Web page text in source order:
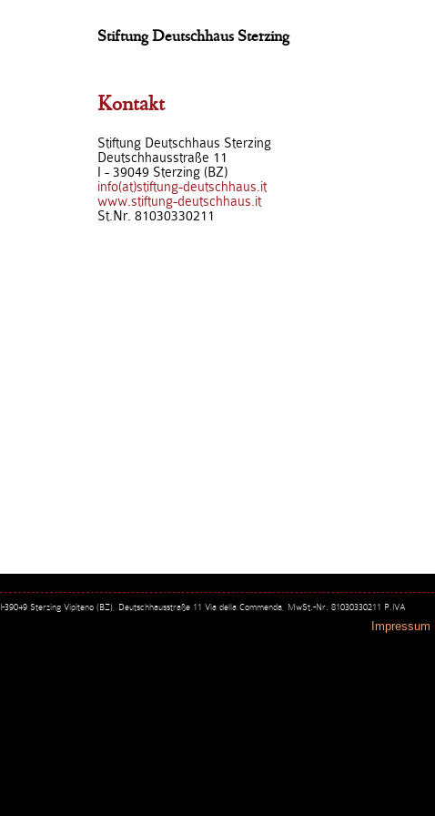
Stiftung Deutschhaus Sterzing
Kontakt
Stiftung Deutschhaus Sterzing
Deutschhausstraße 11
I - 39049 Sterzing (BZ)
info(at)stiftung-deutschhaus.it
www.stiftung-deutschhaus.it
St.Nr. 81030330211
I-39049 Sterzing Vipiteno (BZ), Deutschhausstraße 11 Via della Commenda, MwSt.-Nr. 81030330211 P.IVA
Impressum